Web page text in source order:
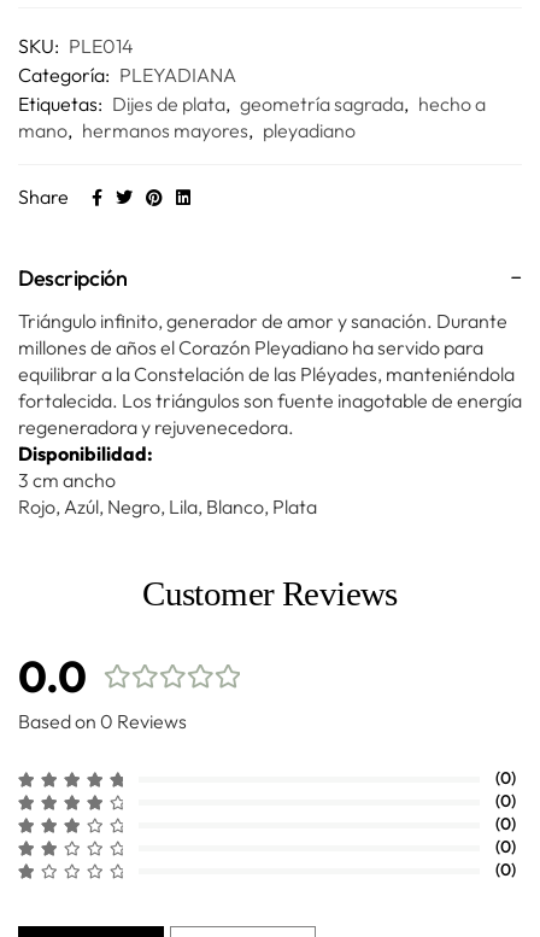
SKU: PLE014
Categoría: PLEYADIANA
Etiquetas: Dijes de plata, geometría sagrada, hecho a
mano, hermanos mayores, pleyadiano
Share
Descripción
Triángulo infinito, generador de amor y sanación. Durante
millones de años el Corazón Pleyadiano ha servido para
equilibrar a la Constelación de las Pléyades, manteniéndola
fortalecida. Los triángulos son fuente inagotable de energía
regeneradora y rejuvenecedora.
Disponibilidad:
3 cm ancho
Rojo, Azúl, Negro, Lila, Blanco, Plata
Customer Reviews
0.0
Based on 0 Reviews
(0)
(0)
(0)
(0)
(0)